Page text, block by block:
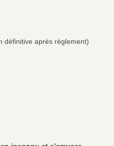
définitive après règlement)